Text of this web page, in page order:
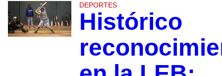
DEPORTES
Histórico